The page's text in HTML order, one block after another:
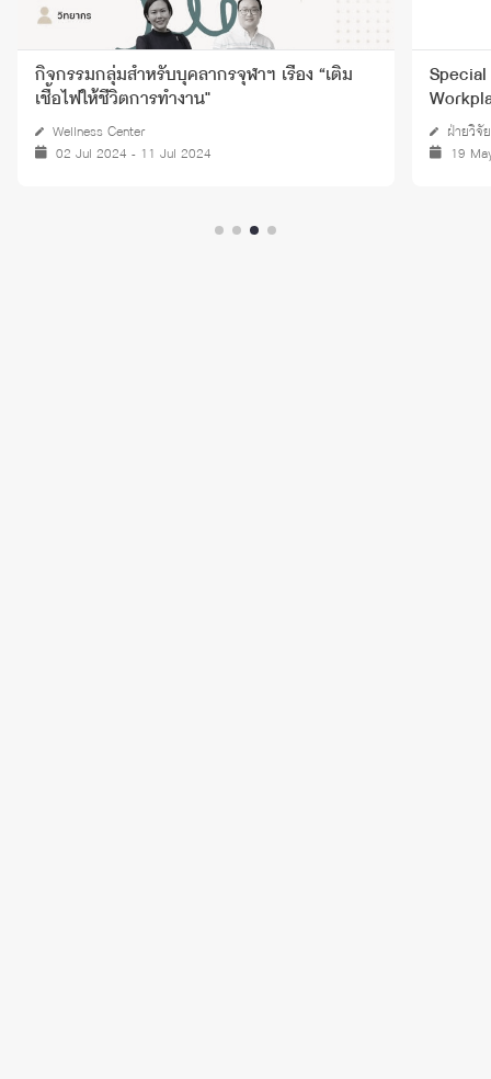
กิจกรรมกลุ่มสำหรับบุคลากรจุฬาฯ เรื่อง “เติม
เชื้อไฟให้ชีวิตการทำงาน"
Wellness Center
02 Jul 2024 - 11 Jul 2024
ฝ่ายวิจัย
19